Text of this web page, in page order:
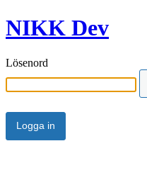
NIKK Dev
Lösenord